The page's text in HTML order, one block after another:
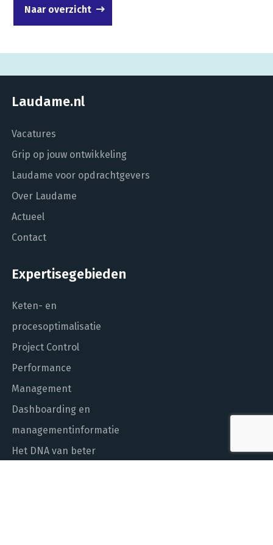
Naar overzicht
Laudame.nl
Vacatures
Grip op jouw ontwikkeling
Laudame voor opdrachtgevers
Over Laudame
Actueel
Contact
Expertisegebieden
Keten- en
procesoptimalisatie
Project Control
Performance
Management
Dashboarding en
managementinformatie
Het DNA van beter